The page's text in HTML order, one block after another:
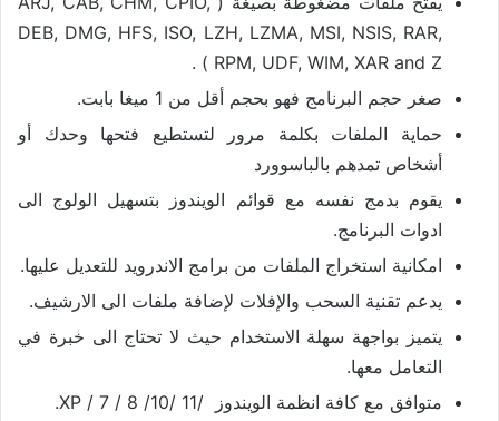
DEB, DMG, HFS, ISO, LZH, LZMA, MSI, NSIS, RAR,
RPM, UDF, WIM, XAR and Z ) .
صغر حجم البرنامج فهو بحجم أقل من 1 ميغا بابت.
حماية الملفات بكلمة مرور لتستطيع فتحها وحدك أو
أشخاص تمدهم بالباسوورد
يقوم بدمج نفسه مع قوائم الويندوز بتسهيل الولوج الى
ادوات البرنامج.
امكانية استخراج الملفات من برامج الاندرويد للتعديل عليها.
يدعم تقنية السحب والإفلات لإضافة ملفات الى الارشيف.
يتميز بواجهة سهلة الاستخدام حيث لا تحتاج الى خبرة في
التعامل معها.
متوافق مع كافة انظمة الويندوز /XP / 7 / 8 /10/ 11.